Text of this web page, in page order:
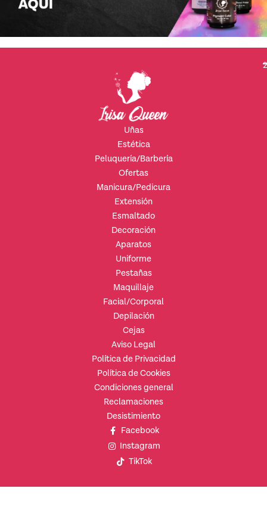
Uñas
Estética
Peluquería/Barbería
Ofertas
Manicura/Pedicura
Extensión
Esmaltado
Decoración
Aparatos
Uniforme
Pestañas
Maquillaje
Facial/Corporal
Depilación
Cejas
Aviso Legal
Política de Privacidad
Política de Cookies
Condiciones general
Reclamaciones
Desistimiento
Facebook
Instagram
TikTok